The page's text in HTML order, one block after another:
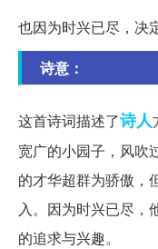
也因为时兴已尽，决
诗意：
这首诗词描述了诗人
宽广的小园子，风吹
的才华超群为骄傲，
入。因为时兴已尽，
的追求与兴趣。